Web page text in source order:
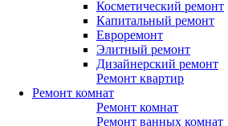
Косметический ремонт
Капитальный ремонт
Евроремонт
Элитный ремонт
Дизайнерский ремонт
Ремонт квартир
Ремонт комнат
Ремонт комнат
Ремонт ванных комнат